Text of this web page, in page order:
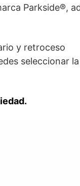
Parkside®,
y retroceso
seleccionar la